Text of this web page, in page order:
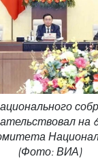
на
(Фото: ВИА)